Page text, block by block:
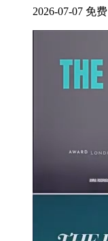
2026-07-07 免费